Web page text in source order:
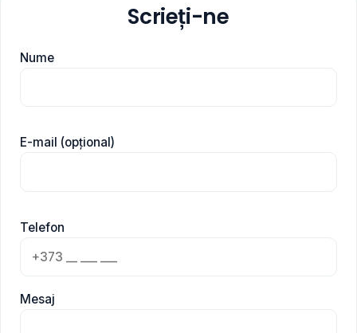
Scrieți-ne
Nume
E-mail (opțional)
Telefon
Mesaj